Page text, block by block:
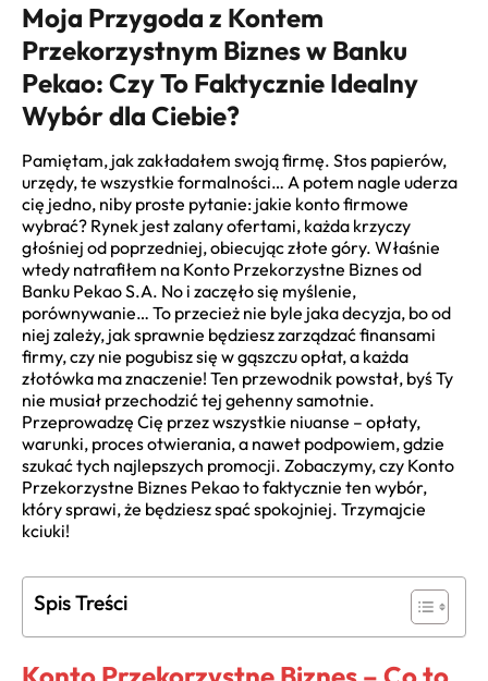
Moja Przygoda z Kontem
Przekorzystnym Biznes w Banku
Pekao: Czy To Faktycznie Idealny
Wybór dla Ciebie?
Pamiętam, jak zakładałem swoją firmę. Stos papierów,
urzędy, te wszystkie formalności… A potem nagle uderza
cię jedno, niby proste pytanie: jakie konto firmowe
wybrać? Rynek jest zalany ofertami, każda krzyczy
głośniej od poprzedniej, obiecując złote góry. Właśnie
wtedy natrafiłem na Konto Przekorzystne Biznes od
Banku Pekao S.A. No i zaczęło się myślenie,
porównywanie… To przecież nie byle jaka decyzja, bo od
niej zależy, jak sprawnie będziesz zarządzać finansami
firmy, czy nie pogubisz się w gąszczu opłat, a każda
złotówka ma znaczenie! Ten przewodnik powstał, byś Ty
nie musiał przechodzić tej gehenny samotnie.
Przeprowadzę Cię przez wszystkie niuanse – opłaty,
warunki, proces otwierania, a nawet podpowiem, gdzie
szukać tych najlepszych promocji. Zobaczymy, czy Konto
Przekorzystne Biznes Pekao to faktycznie ten wybór,
który sprawi, że będziesz spać spokojniej. Trzymajcie
kciuki!
Spis Treści